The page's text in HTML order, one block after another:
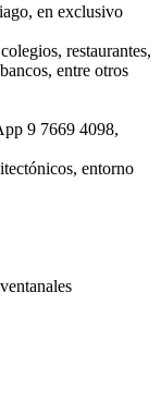
en exclusivo
restaurantes,
entre otros
9 7669 4098,
entorno